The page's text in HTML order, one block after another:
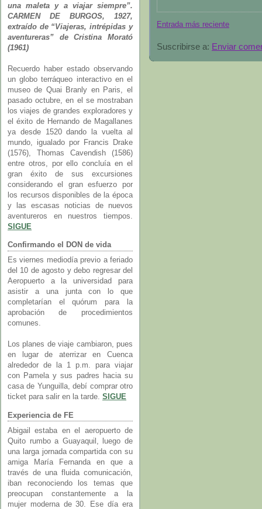
una maleta y a viajar siempre”.
CARMEN DE BURGOS, 1927,
extraído de “Viajeras, intrépidas y
aventureras” de Cristina Morató
(1961)
Recuerdo haber estado observando
un globo terráqueo interactivo en el
museo de Quai Branly en Paris, el
pasado octubre, en el se mostraban
los viajes de grandes exploradores y
el éxito de Hernando de Magallanes
ya desde 1520 dando la vuelta al
mundo, igualado por Francis Drake
(1576), Thomas Cavendish (1586)
entre otros, por ello concluía en el
gran éxito de sus excursiones
considerando el gran esfuerzo por
los recursos disponibles de la época
y las escasas noticias de nuevos
aventureros en nuestros tiempos.
SIGUE
Confirmando el DON de vida
Es viernes mediodía previo a feriado
del 10 de agosto y debo regresar del
Aeropuerto a la universidad para
asistir a una junta con lo que
completarían el quórum para la
aprobación de procedimientos
comunes.
Los planes de viaje cambiaron, pues
en lugar de aterrizar en Cuenca
alrededor de la 1 p.m. para viajar
con Pamela y sus padres hacia su
casa de Yunguilla, debí comprar otro
ticket para salir en la tarde. SIGUE
Experiencia de FE
Abigail estaba en el aeropuerto de
Quito rumbo a Guayaquil, luego de
una larga jornada compartida con su
amiga María Fernanda en que a
través de una fluida comunicación,
iban reconociendo los temas que
preocupan constantemente a la
mujer moderna de 30. Ese día era
Entrada más reciente
Suscribirse a: Enviar